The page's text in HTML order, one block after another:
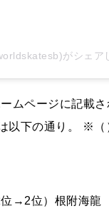
がシェア
ムページに記載
以下の通り。 ※
→2位）根附海